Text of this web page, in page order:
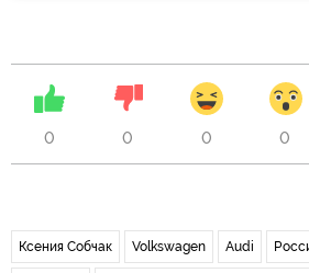
0 0 0 0
Ксения Собчак Volkswagen Audi